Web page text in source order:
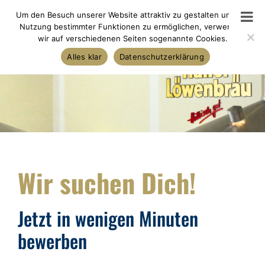
Skip
Wir suchen Dich!
Jetzt in wenigen Minuten
bewerben
Um den Besuch unserer Website attraktiv zu gestalten und die
Nutzung bestimmter Funktionen zu ermöglichen, verwenden
wir auf verschiedenen Seiten sogenannte Cookies.
Alles klar
Datenschutzerklärung